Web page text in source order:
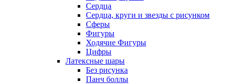
Сердца
Сердца, круги и звезды с рисунком
Сферы
Фигуры
Ходячие Фигуры
Цифры
Латексные шары
Без рисунка
Панч боллы